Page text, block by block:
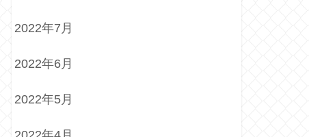
2022年7月
2022年6月
2022年5月